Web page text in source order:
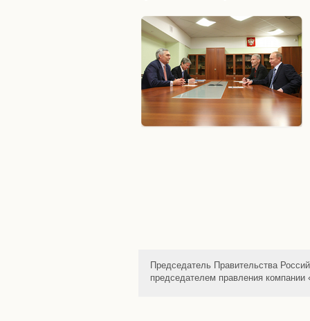
Председатель Правительства
председателем правления